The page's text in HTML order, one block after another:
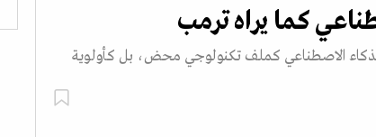
كما يراه ترمب
الاصطناعي كملف تكنولوجي محض، بل كأولوية